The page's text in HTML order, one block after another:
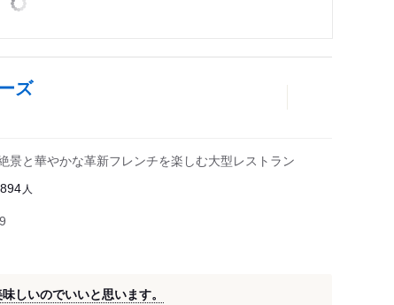
ズ
景と華やかな革新フレンチを楽しむ大型レストラン
人
しいのでいいと思います。